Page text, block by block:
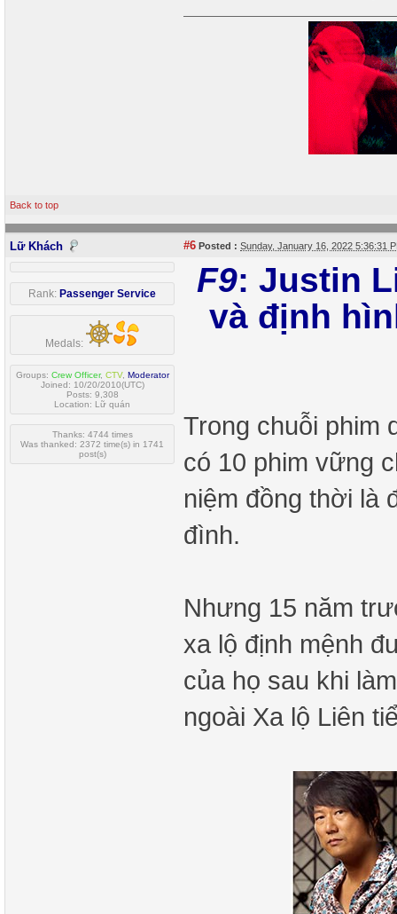
Back to top
Lữ Khách #6 Posted : Sunday, January 16, 2022 5:36:31
Rank: Passenger Service
Medals:
Groups: Crew Officer, CTV, Moderator
Joined: 10/20/2010(UTC)
Posts: 9,308
Location: Lữ quán
Thanks: 4744 times
Was thanked: 2372 time(s) in 1741
post(s)
F9: Justin
và định
Trong chuỗi phim
có 10 phim vững
niệm đồng thời là
đình.
Nhưng 15 năm
xa lộ định mệnh
của họ sau khi
ngoài Xa lộ Liên